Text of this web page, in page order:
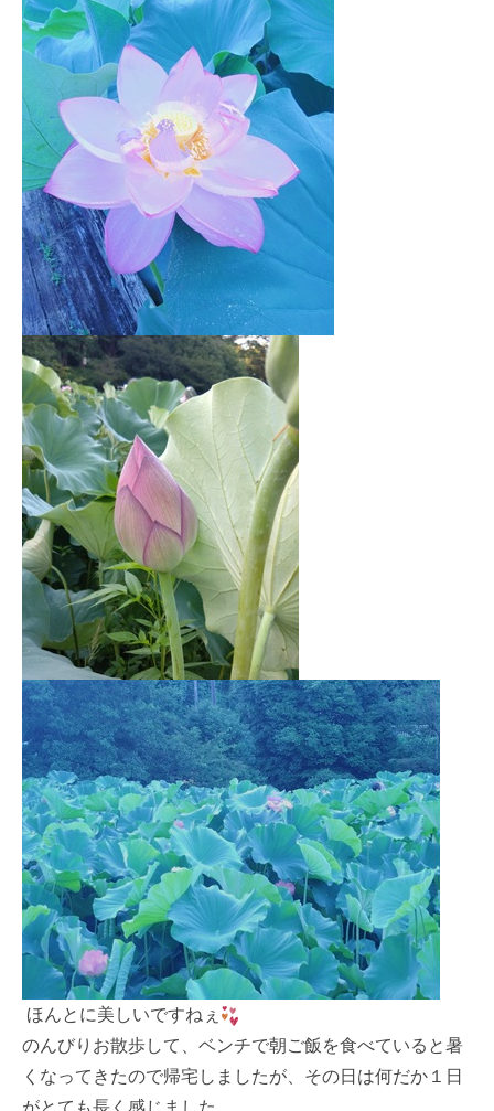
ほんとに美しいですねぇ
のんびりお散歩して、ベンチで朝ご飯を食べていると暑
くなってきたので帰宅しましたが、その日は何だか１日
がとても長く感じました。